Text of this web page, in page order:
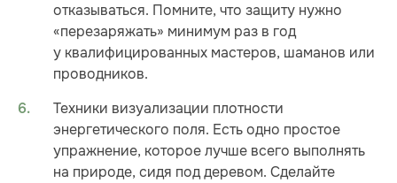
отказываться. Помните, что защиту нужно
«перезаряжать» минимум раз в год
у квалифицированных мастеров, шаманов или
проводников.
Техники визуализации плотности
энергетического поля. Есть одно простое
упражнение, которое лучше всего выполнять
на природе, сидя под деревом. Сделайте